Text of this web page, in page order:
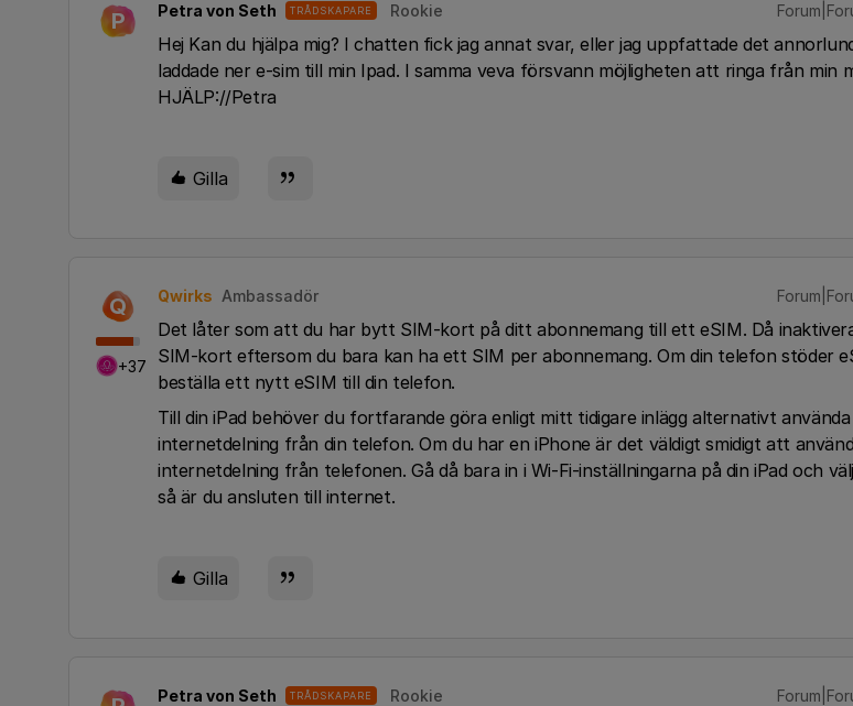
P Petra von Seth TRÅDSKAPARE Rookie
Hej Kan du hjälpa mig? I chatten fick jag annat svar, eller jag uppfattade det
laddade ner e-sim till min Ipad. I samma veva försvann möjligheten att ringa från min
HJÄLP://Petra
Gilla
Q
+37
Qwirks Ambassadör
Det låter som att du har bytt SIM-kort på ditt abonnemang till ett eSIM. Då
SIM-kort eftersom du bara kan ha ett SIM per abonnemang. Om din telefon stöder
beställa ett nytt eSIM till din telefon.
Till din iPad behöver du fortfarande göra enligt mitt tidigare inlägg alternativt använda
internetdelning från din telefon. Om du har en iPhone är det väldigt smidigt att
internetdelning från telefonen. Gå då bara in i Wi-Fi-inställningarna på din iPad och
så är du ansluten till internet.
Gilla
Petra von Seth TRÅDSKAPARE Rookie